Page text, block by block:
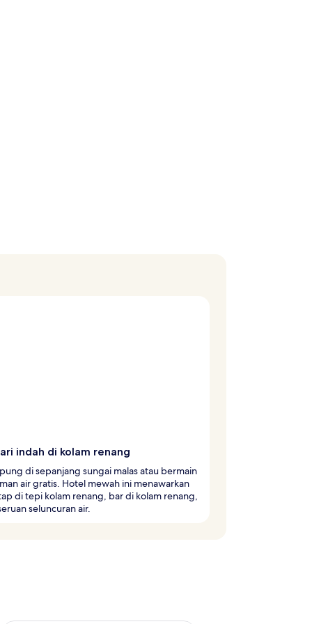
indah di kolam renang
di sepanjang sungai malas atau bermain
air gratis. Hotel mewah ini menawarkan
di tepi kolam renang, bar di kolam renang,
seluncuran air.